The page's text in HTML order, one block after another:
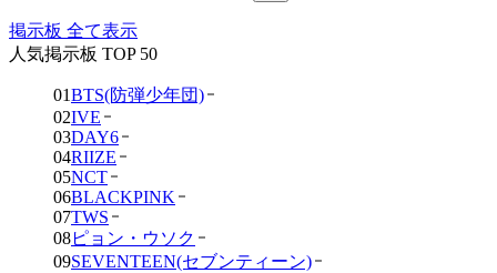
掲示板 全て表示
人気掲示板 TOP 50
01BTS(防弾少年団)
02IVE
03DAY6
04RIIZE
05NCT
06BLACKPINK
07TWS
08ピョン・ウソク
09SEVENTEEN(セブンティーン)